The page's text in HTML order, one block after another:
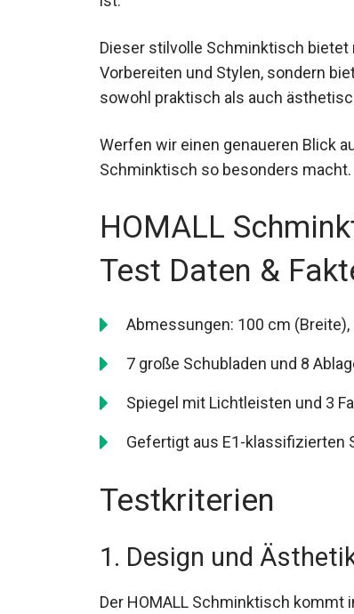
Dieser stilvolle Schminktisch
Vorbereiten und Stylen, sondern
sowohl praktisch als auch
Werfen wir einen genaueren Blick
Schminktisch so besonders macht.
HOMALL
Test Daten &
Abmessungen: 100 cm
7 große Schubladen und 8
Spiegel mit Lichtleisten und 3
Gefertigt aus E1-klassifizierten
Testkriterien
1. Design und
Der HOMALL Schminktisch kommt